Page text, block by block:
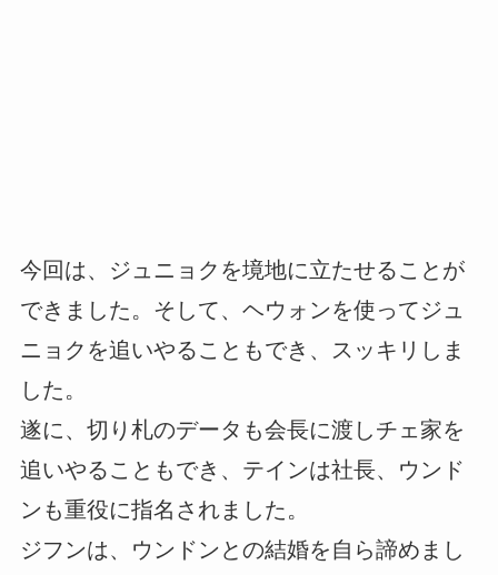
今回は、ジュニョクを境地に立たせることが
できました。そして、ヘウォンを使ってジュ
ニョクを追いやることもでき、スッキリしま
した。
遂に、切り札のデータも会長に渡しチェ家を
追いやることもでき、テインは社長、ウンド
ンも重役に指名されました。
ジフンは、ウンドンとの結婚を自ら諦めまし